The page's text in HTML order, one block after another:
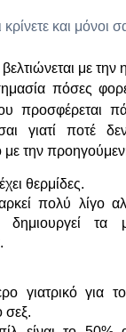
και μόνοι
με την
πόσες
προσφέρεται
γιατί ποτέ
με την
θερμίδες.
πολύ λίγο
τα
γιατρικό για
σεξ.